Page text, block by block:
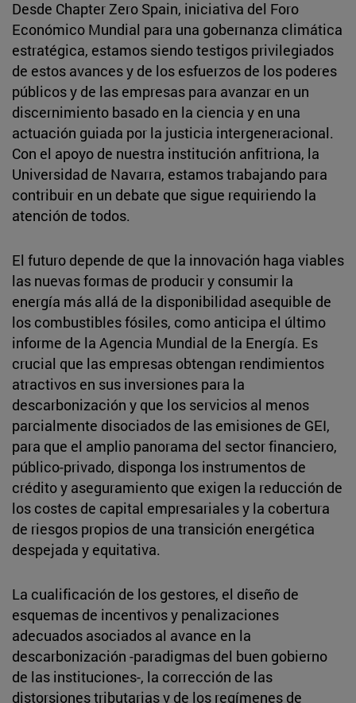
Desde Chapter Zero Spain, iniciativa del Foro
Económico Mundial para una gobernanza climática
estratégica, estamos siendo testigos privilegiados
de estos avances y de los esfuerzos de los poderes
públicos y de las empresas para avanzar en un
discernimiento basado en la ciencia y en una
actuación guiada por la justicia intergeneracional.
Con el apoyo de nuestra institución anfitriona, la
Universidad de Navarra, estamos trabajando para
contribuir en un debate que sigue requiriendo la
atención de todos.
El futuro depende de que la innovación haga viables
las nuevas formas de producir y consumir la
energía más allá de la disponibilidad asequible de
los combustibles fósiles, como anticipa el último
informe de la Agencia Mundial de la Energía. Es
crucial que las empresas obtengan rendimientos
atractivos en sus inversiones para la
descarbonización y que los servicios al menos
parcialmente disociados de las emisiones de GEI,
para que el amplio panorama del sector financiero,
público-privado, disponga los instrumentos de
crédito y aseguramiento que exigen la reducción de
los costes de capital empresariales y la cobertura
de riesgos propios de una transición energética
despejada y equitativa.
La cualificación de los gestores, el diseño de
esquemas de incentivos y penalizaciones
adecuados asociados al avance en la
descarbonización -paradigmas del buen gobierno
de las instituciones-, la corrección de las
distorsiones tributarias y de los regímenes de